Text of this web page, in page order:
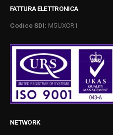
FATTURA ELETTRONICA
Codice SDI: M5UXCR1
NETWORK